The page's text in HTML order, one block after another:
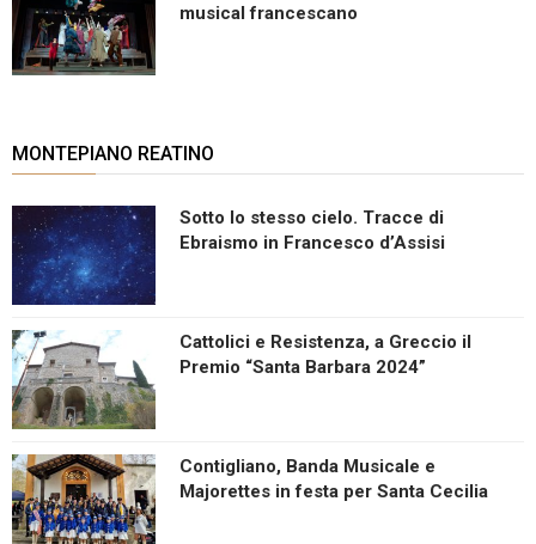
musical francescano
MONTEPIANO REATINO
Sotto lo stesso cielo. Tracce di
Ebraismo in Francesco d’Assisi
Cattolici e Resistenza, a Greccio il
Premio “Santa Barbara 2024”
Contigliano, Banda Musicale e
Majorettes in festa per Santa Cecilia